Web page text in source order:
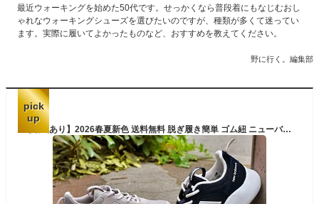
最近ウォーキングを始めた50代です。せっかくなら普段着にもなじむおし
ゃれなウォーキングシューズを選びたいのですが、種類が多くて迷ってい
ます。実際に履いてよかったものなど、おすすめを教えてください。
野に行く。編集部
pick
up
【動画あり】2026春夏新色 送料無料 脱ぎ履き簡単 ゴム紐 ニューバランス スリッポン 幅広 スニーカー レディース New Balance NB サンファー Sampher v2 2E ワイド 通学 通勤 通学シューズ 運動靴 スリップオン スポーツ ウォーキング シューズ 靴